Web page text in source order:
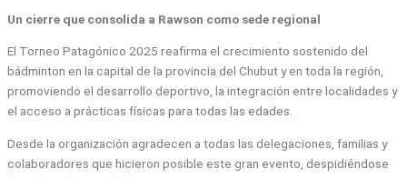
Un cierre que consolida a Rawson como sede regional
El Torneo Patagónico 2025 reafirma el crecimiento sostenido del
bádminton en la capital de la provincia del Chubut y en toda la región,
promoviendo el desarrollo deportivo, la integración entre localidades y
el acceso a prácticas físicas para todas las edades.
Desde la organización agradecen a todas las delegaciones, familias y
colaboradores que hicieron posible este gran evento, despidiéndose